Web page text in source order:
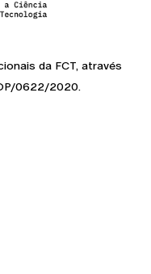
da FCT, através
0622/2020.